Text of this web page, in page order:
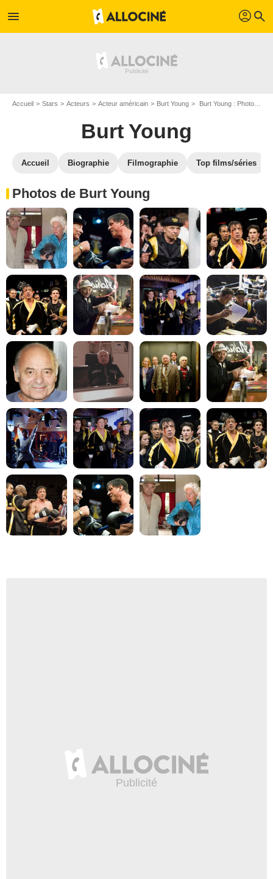
menu profil search
Accueil Stars Acteurs Acteur américain Burt Young Burt Young : Photos de ses films et séries
Burt Young
Accueil Biographie Filmographie Top films/séries
Photos de Burt Young